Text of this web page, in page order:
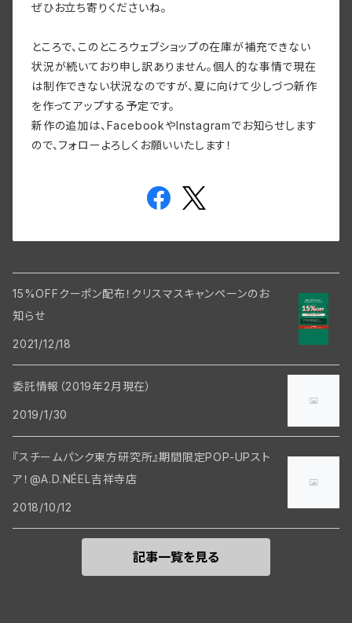
ぜひお立ち寄りくださいね。
ところで、このところウェブショップの在庫が補充できない
状況が続いており申し訳ありません。個人的な事情で現在
は制作できない状況なのですが、夏に向けて少しづつ新作
を作ってアップする予定です。
新作の追加は、FacebookやInstagramでお知らせします
ので、フォローよろしくお願いいたします！
15%OFFクーポン配布！クリスマスキャンペーンのお
知らせ
2021/12/18
委託情報（2019年2月現在）
2019/1/30
『スチームパンク東方研究所』期間限定POP-UPスト
ア！@A.D.NÉEL吉祥寺店
2018/10/12
記事一覧を見る